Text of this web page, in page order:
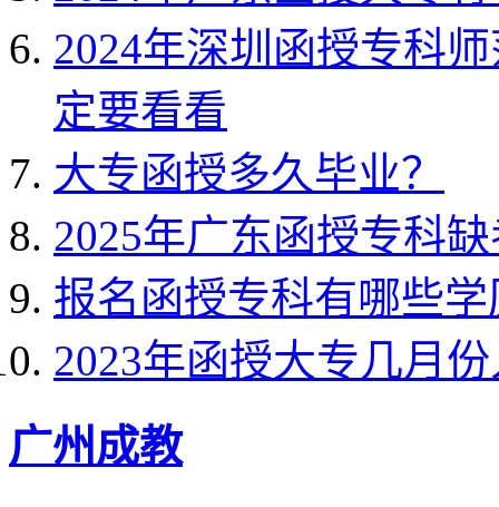
2024年深圳函授专科
定要看看
大专函授多久毕业？
2025年广东函授专科
报名函授专科有哪些
2023年函授大专几月
广州成教